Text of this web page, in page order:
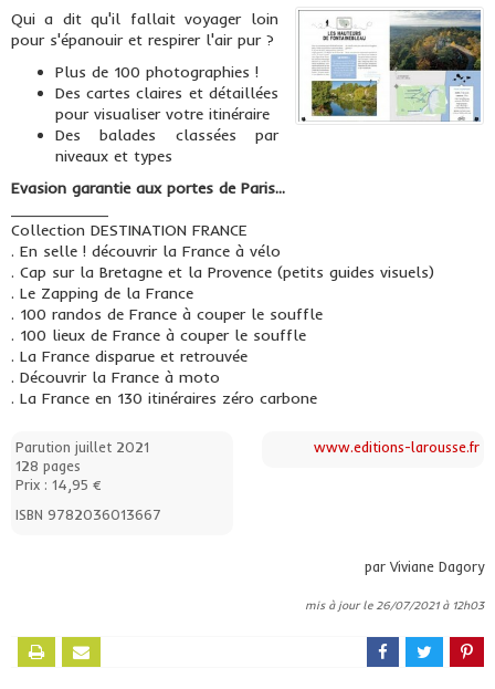
Qui a dit qu'il fallait voyager loin
pour s'épanouir et respirer l'air pur ?
Plus de 100 photographies !
Des cartes claires et détaillées
pour visualiser votre itinéraire
Des balades classées par
niveaux et types
Evasion garantie aux portes de Paris...
Collection DESTINATION FRANCE
. En selle ! découvrir la France à vélo
. Cap sur la Bretagne et la Provence (petits guides visuels)
. Le Zapping de la France
. 100 randos de France à couper le souffle
. 100 lieux de France à couper le souffle
. La France disparue et retrouvée
. Découvrir la France à moto
. La France en 130 itinéraires zéro carbone
Parution juillet 2021
128 pages
Prix : 14,95 €
ISBN 9782036013667
www.editions-larousse.fr
par Viviane Dagory
mis à jour le 26/07/2021 à 12h03